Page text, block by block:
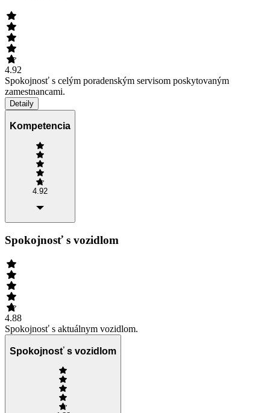
4.92
Spokojnosť s celým poradenským servisom poskytovaným
zamestnancami.
Detaily
Kompetencia
4.92
Spokojnosť s vozidlom
4.88
Spokojnosť s aktuálnym vozidlom.
Spokojnosť s vozidlom